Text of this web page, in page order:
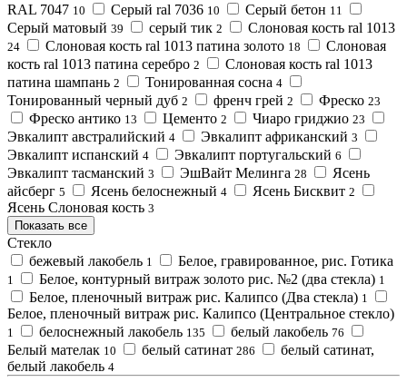
RAL 7047 10 Серый ral 7036 10 Серый бетон 11
Серый матовый 39 серый тик 2 Слоновая кость ral 1013
24 Слоновая кость ral 1013 патина золото 18
Слоновая
кость ral 1013 патина серебро 2
Слоновая кость ral 1013
патина шампань 2 Тонированная сосна 4
Тонированный черный дуб 2 френч грей 2 Фреско 23
Фреско антико 13 Цементо 2 Чиаро гриджио 23
Эвкалипт австралийский 4 Эвкалипт африканский 3
Эвкалипт испанский 4 Эвкалипт португальский 6
Эвкалипт тасманский 3 ЭшВайт Мелинга 28
Ясень
айсберг 5 Ясень белоснежный 4 Ясень Бисквит 2
Ясень Слоновая кость 3
Показать все
Стекло
бежевый лакобель 1 Белое, гравированное, рис. Готика
1 Белое, контурный витраж золото рис. №2 (два стекла) 1
Белое, пленочный витраж рис. Калипсо (Два стекла) 1
Белое, пленочный витраж рис. Калипсо (Центральное стекло)
1 белоснежный лакобель 135 белый лакобель 76
Белый мателак 10 белый сатинат 286
белый сатинат,
белый лакобель 4